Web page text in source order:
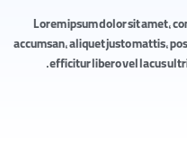
Lorem ipsum dolor sit amet,
accumsan, aliquet justo mattis,
efficitur libero vel lacus